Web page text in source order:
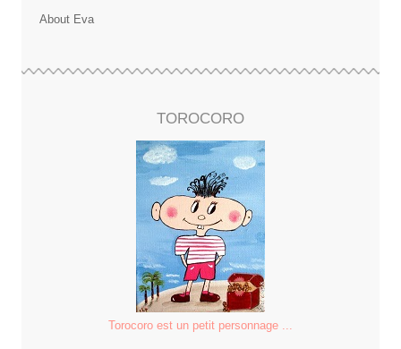
About Eva
TOROCORO
Torocoro est un petit personnage ...